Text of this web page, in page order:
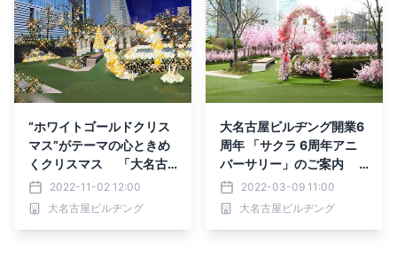
“ホワイトゴールドクリス
マス”がテーマの心ときめ
くクリスマス 「大名古
屋クリスマスイルミネーシ
ョン」を11月9日より開催
2022-11-02 12:00
大名古屋ビルヂング
大名古屋ビルヂング開業6
周年 「サクラ 6周年アニ
バーサリー」のご案内 2
022年3月9日(水)～4月2
4日(日)予定
2022-03-09 11:00
大名古屋ビルヂング